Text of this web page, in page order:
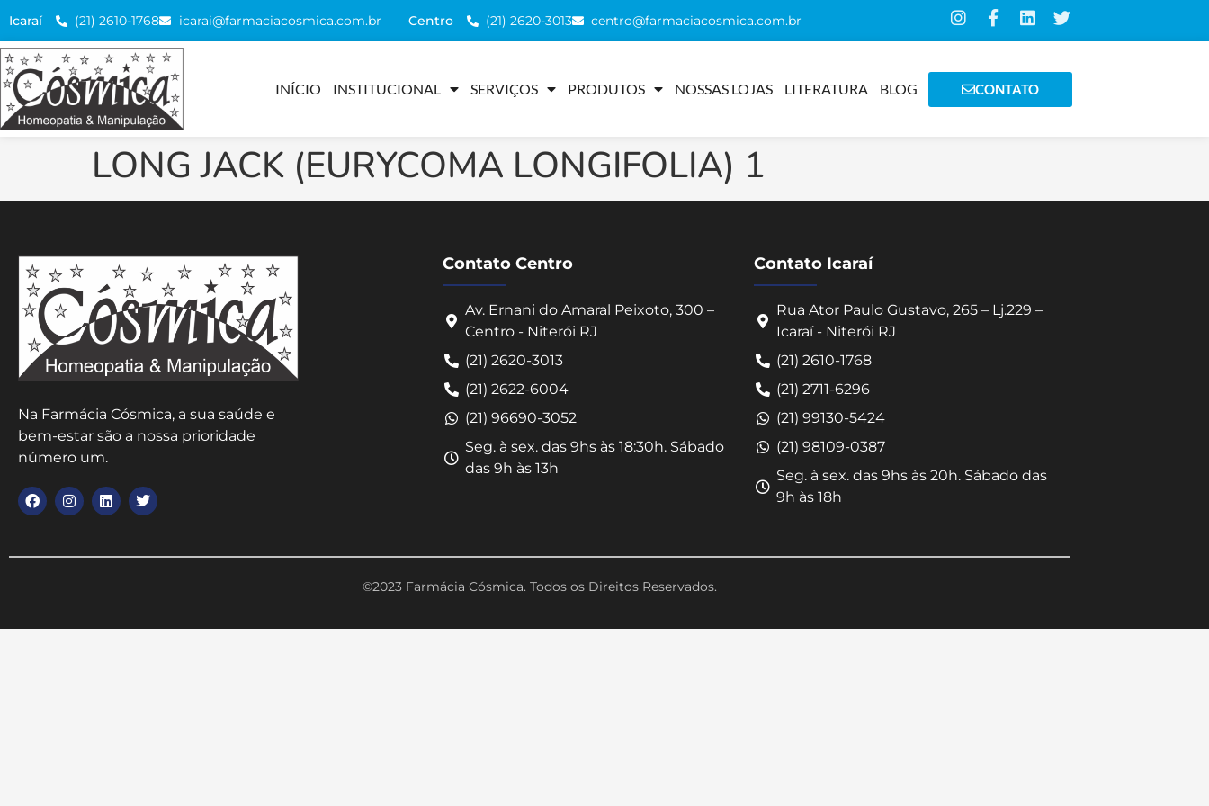
Icaraí (21) 2610-1768 icarai@farmaciacosmica.com.br Centro (21) 2620-3013 centro@farmaciacosmica.com.br
INÍCIO INSTITUCIONAL SERVIÇOS PRODUTOS NOSSAS LOJAS LITERATURA BLOG CONTATO
LONG JACK (EURYCOMA LONGIFOLIA) 1
Na Farmácia Cósmica, a sua saúde e
bem-estar são a nossa prioridade
número um.
Contato Centro
Av. Ernani do Amaral Peixoto, 300 –
Centro - Niterói RJ
(21) 2620-3013
(21) 2622-6004
(21) 96690-3052
Seg. à sex. das 9hs às 18:30h. Sábado
das 9h às 13h
Contato Icaraí
Rua Ator Paulo Gustavo, 265 – Lj.229 –
Icaraí - Niterói RJ
(21) 2610-1768
(21) 2711-6296
(21) 99130-5424
(21) 98109-0387
Seg. à sex. das 9hs às 20h. Sábado das
9h às 18h
©2023 Farmácia Cósmica. Todos os Direitos Reservados.